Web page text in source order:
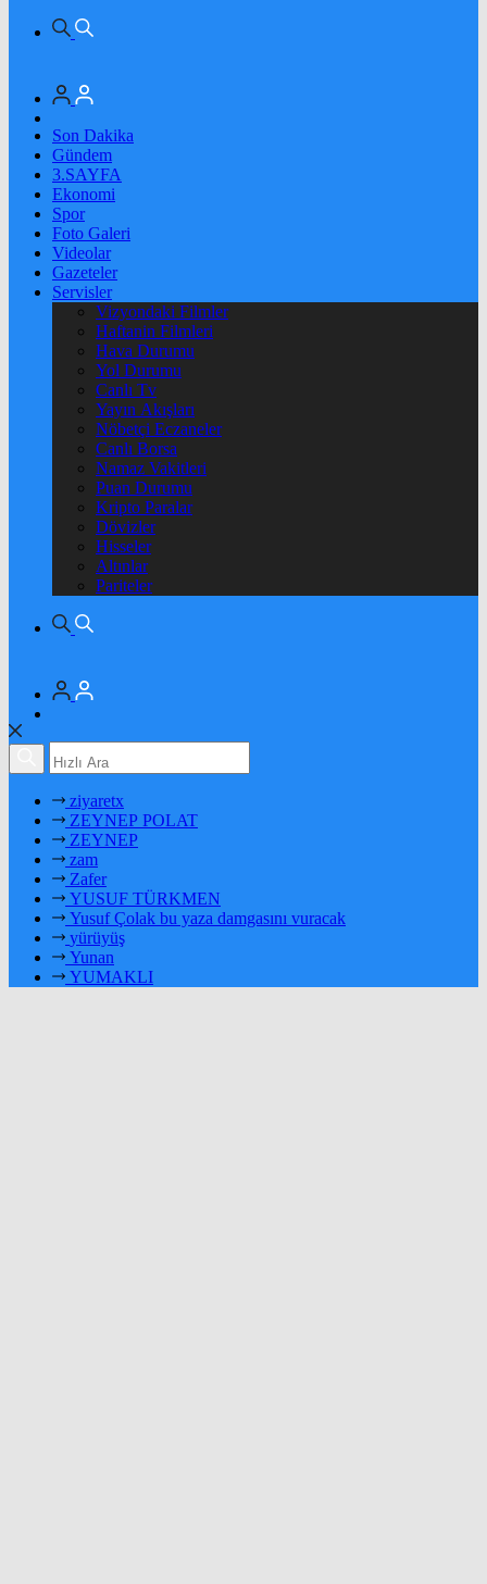
Son Dakika
Gündem
3.SAYFA
Ekonomi
Spor
Foto Galeri
Videolar
Gazeteler
Servisler
Vizyondaki Filmler
Haftanin Filmleri
Hava Durumu
Yol Durumu
Canlı Tv
Yayın Akışları
Nöbetçi Eczaneler
Canlı Borsa
Namaz Vakitleri
Puan Durumu
Kripto Paralar
Dövizler
Hisseler
Altınlar
Pariteler
ziyaretx
ZEYNEP POLAT
ZEYNEP
zam
Zafer
YUSUF TÜRKMEN
Yusuf Çolak bu yaza damgasını vuracak
yürüyüş
Yunan
YUMAKLI